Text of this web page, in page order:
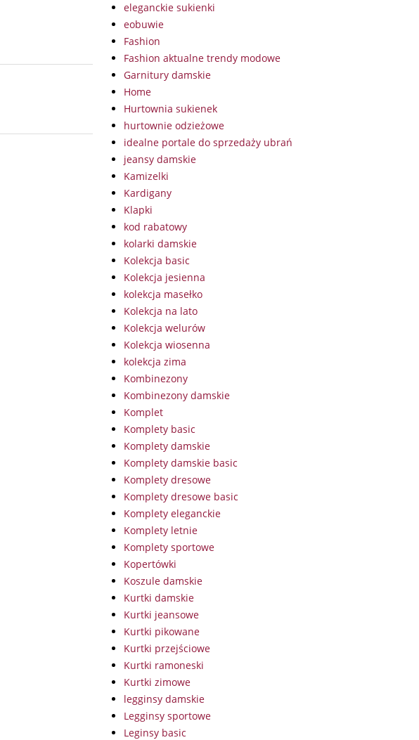
eleganckie sukienki
eobuwie
Fashion
Fashion aktualne trendy modowe
Garnitury damskie
Home
Hurtownia sukienek
hurtownie odzieżowe
idealne portale do sprzedaży ubrań
jeansy damskie
Kamizelki
Kardigany
Klapki
kod rabatowy
kolarki damskie
Kolekcja basic
Kolekcja jesienna
kolekcja masełko
Kolekcja na lato
Kolekcja welurów
Kolekcja wiosenna
kolekcja zima
Kombinezony
Kombinezony damskie
Komplet
Komplety basic
Komplety damskie
Komplety damskie basic
Komplety dresowe
Komplety dresowe basic
Komplety eleganckie
Komplety letnie
Komplety sportowe
Kopertówki
Koszule damskie
Kurtki damskie
Kurtki jeansowe
Kurtki pikowane
Kurtki przejściowe
Kurtki ramoneski
Kurtki zimowe
legginsy damskie
Legginsy sportowe
Leginsy basic